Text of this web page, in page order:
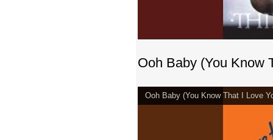
Ooh Baby (You Know
Ooh Baby (You Know That I Love